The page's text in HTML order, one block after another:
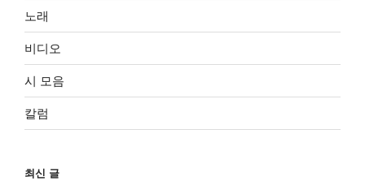
노래
비디오
시 모음
칼럼
최신 글